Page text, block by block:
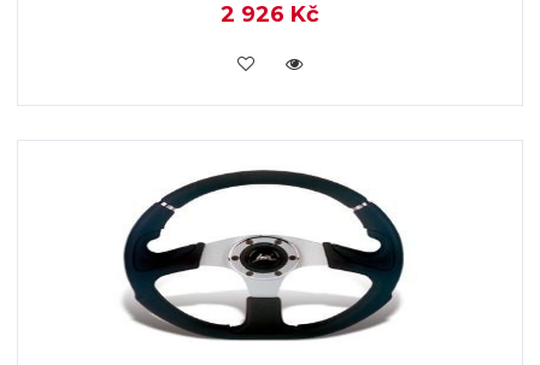
2 926 Kč
KOUPIT